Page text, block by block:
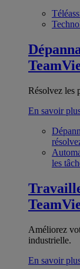
Résolvez les
En savoir
les
Améliorez
industrielle.
En savoir